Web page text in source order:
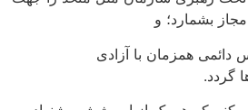
بشمارد؛ و
دائمی همزمان با آزادی
گردد.